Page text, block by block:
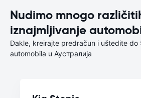
Nudimo mnogo
iznajmljivanje
Dakle, kreirajte predračun i uštedite do
automobila u Аустралија